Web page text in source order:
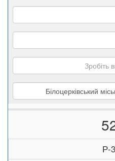
Зробіть
Білоцерківський
Р-